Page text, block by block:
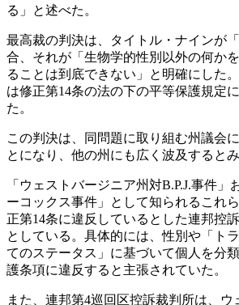
る」と述べた。
最高裁の判決は、タイトル・ナインが
合、それが「生物学的性別以外の何か
ることは到底できない」と明確にした
は修正第14条の法の下の平等保護規定
た。
この判決は、同問題に取り組む州議会
とになり、他の州にも広く波及するとみ
「ウェストバージニア州対B.P.J.事件」
ーコックス事件」として知られるこれ
正第14条に違反しているとした連邦控
としている。具体的には、性別や「ト
てのステータス」に基づいて個人を分
護条項に違反すると主張されていた。
また、連邦第4巡回区控訴裁判所は、ウ